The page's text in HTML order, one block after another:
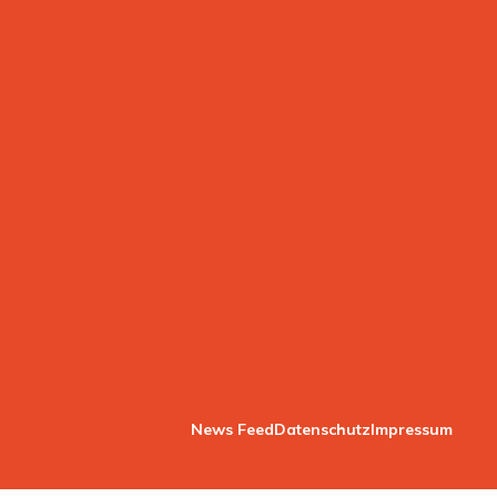
News FeedDatenschutzImpressum